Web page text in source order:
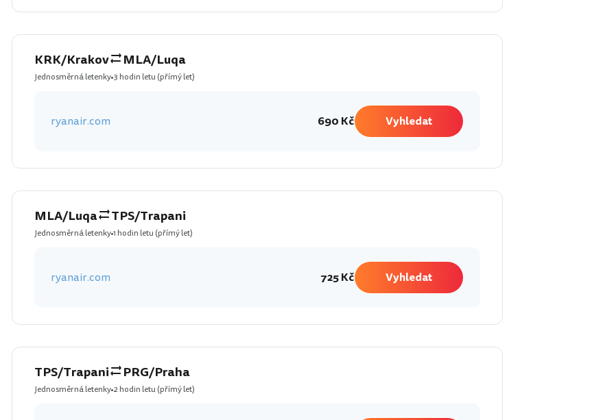
KRK/Krakov MLA/Luqa
Jednosměrná letenky 3 hodin letu (přímý let)
ryanair.com 690 Kč Vyhledat
MLA/Luqa TPS/Trapani
Jednosměrná letenky1 hodin letu (přímý let)
ryanair.com 725 Kč Vyhledat
TPS/Trapani PRG/Praha
Jednosměrná letenky 2 hodin letu (přímý let)